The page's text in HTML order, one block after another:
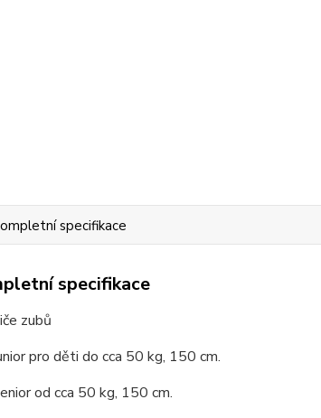
specifikace
specifikace
zubů
pro děti do cca 50 kg, 150 cm.
od cca 50 kg, 150 cm.